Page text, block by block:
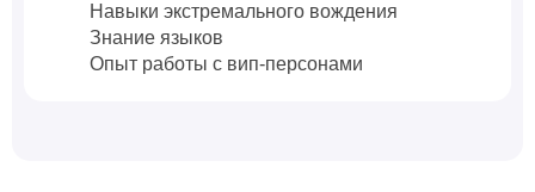
Навыки экстремального вождения
Знание языков
Опыт работы с вип-персонами